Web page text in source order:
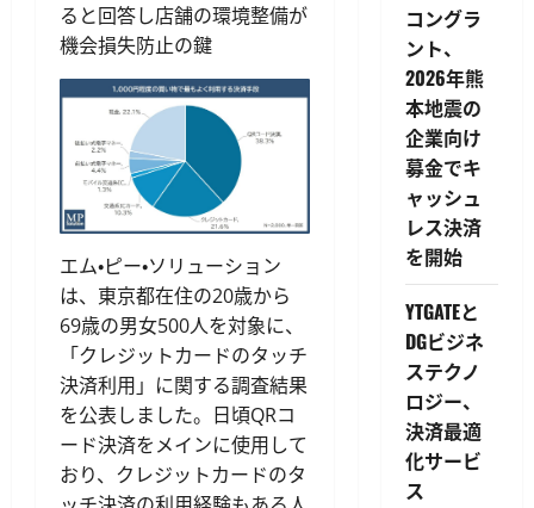
ると回答し店舗の環境整備が
機会損失防止の鍵
エム・ピー・ソリューション
は、東京都在住の20歳から
69歳の男女500人を対象に、
「クレジットカードのタッチ
決済利用」に関する調査結果
を公表しました。日頃QRコ
ード決済をメインに使用して
おり、クレジットカードのタ
コングラ
ント、
2026年熊
本地震の
企業向け
募金でキ
ャッシュ
レス決済
を開始
YTGATEと
DGビジネ
ステクノ
ロジー、
決済最適
化サービ
ス